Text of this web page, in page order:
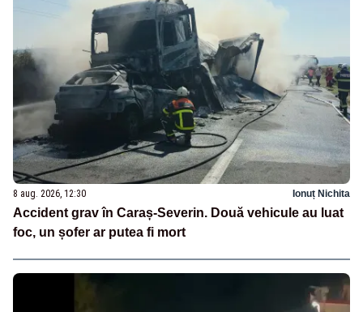
8 aug. 2026, 12:30 Ionuț Nichita
Accident grav în Caraș-Severin. Două vehicule au luat
foc, un șofer ar putea fi mort